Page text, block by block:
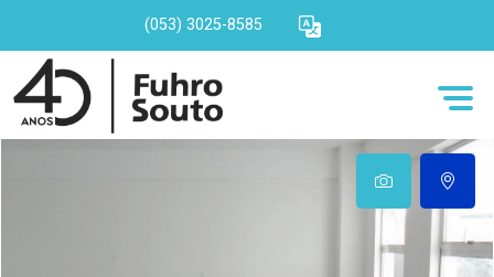
(053) 3025-8585